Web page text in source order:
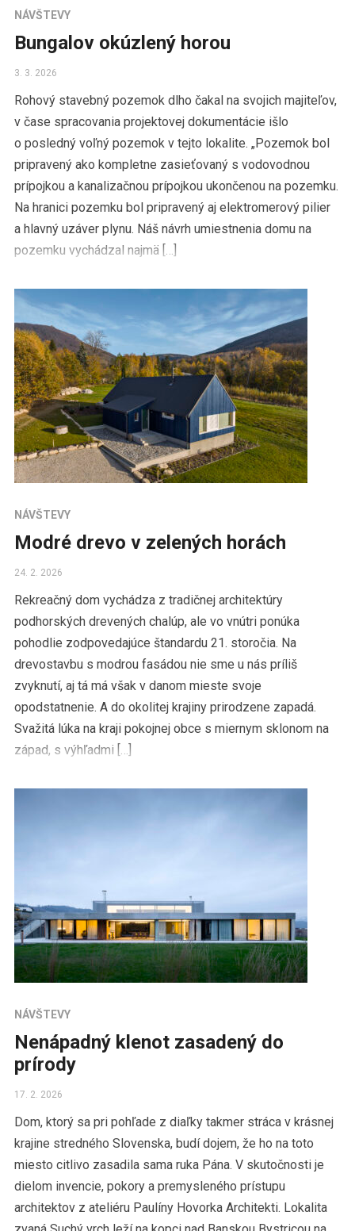
NÁVŠTEVY
Bungalov okúzlený horou
3. 3. 2026
Rohový stavebný pozemok dlho čakal na svojich majiteľov,
v čase spracovania projektovej dokumentácie išlo
o posledný voľný pozemok v tejto lokalite. „Pozemok bol
pripravený ako kompletne zasieťovaný s vodovodnou
prípojkou a kanalizačnou prípojkou ukončenou na pozemku.
Na hranici pozemku bol pripravený aj elektromerový pilier
a hlavný uzáver plynu. Náš návrh umiestnenia domu na
pozemku vychádzal najmä […]
NÁVŠTEVY
Modré drevo v zelených horách
24. 2. 2026
Rekreačný dom vychádza z tradičnej architektúry
podhorských drevených chalúp, ale vo vnútri ponúka
pohodlie zodpovedajúce štandardu 21. storočia. Na
drevostavbu s modrou fasádou nie sme u nás príliš
zvyknutí, aj tá má však v danom mieste svoje
opodstatnenie. A do okolitej krajiny prirodzene zapadá.
Svažitá lúka na kraji pokojnej obce s miernym sklonom na
západ, s výhľadmi […]
NÁVŠTEVY
Nenápadný klenot zasadený do
prírody
17. 2. 2026
Dom, ktorý sa pri pohľade z diaľky takmer stráca v krásnej
krajine stredného Slovenska, budí dojem, že ho na toto
miesto citlivo zasadila sama ruka Pána. V skutočnosti je
dielom invencie, pokory a premysleného prístupu
architektov z ateliéru Paulíny Hovorka Architekti. Lokalita